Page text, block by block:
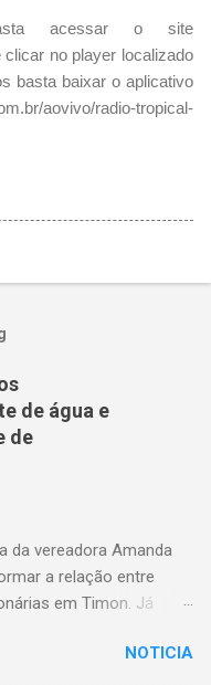
acessar o site
clicar no player localizado
basta baixar o aplicativo
aovivo/radio-tropical-
de água e
de
da vereadora Amanda
a relação entre
em Timon. Já
terão o direito
NOTICIA